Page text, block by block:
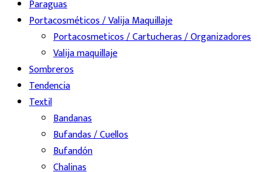
Paraguas
Portacosméticos / Valija Maquillaje
Portacosmeticos / Cartucheras / Organizadores
Valija maquillaje
Sombreros
Tendencia
Textil
Bandanas
Bufandas / Cuellos
Bufandón
Chalinas